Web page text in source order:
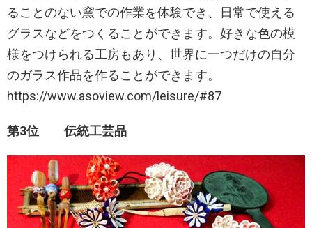
ることのない窯での作業を体験でき、日常で使える
グラスなどをつくることができます。好きな色の模
様をつけられる工房もあり、世界に一つだけの自分
のガラス作品を作ることができます。
https://www.asoview.com/leisure/#87
第3位 伝統工芸品